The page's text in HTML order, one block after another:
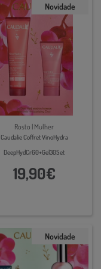
Novidade
Rosto | Mulher
Caudalie Coffret VinoHydra
DeepHydCr60+Gel30Set
19,90€
Novidade